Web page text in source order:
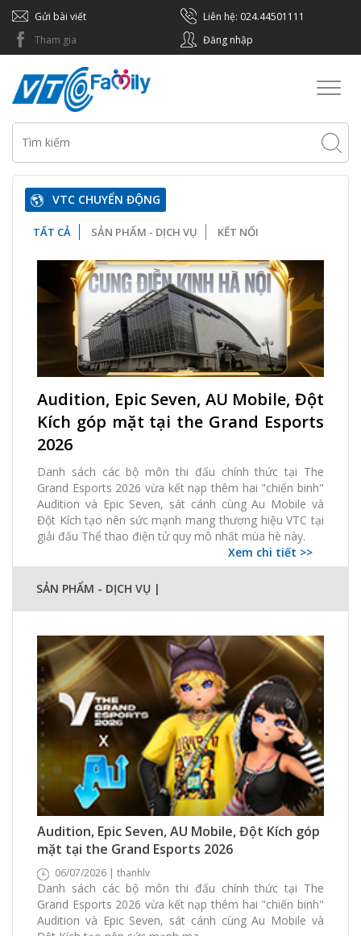
Gửi bài viết
Liên hệ: 024.44501111
Tham gia
Đăng nhập
VTC CHUYỂN ĐỘNG
TẤT CẢ SẢN PHẨM - DỊCH VỤ KẾT NỐI
376 Xem
0 thích 0 Bình luận
Audition, Epic Seven, AU Mobile, Đột
Kích góp mặt tại the Grand Esports
2026
Danh sách các bộ môn thi đấu chính thức tại The
Grand Esports 2026 vừa kết nạp thêm hai "chiến binh"
Audition và Epic Seven, sát cánh cùng Au Mobile và
Đột Kích tạo nên sức mạnh mang thương hiệu VTC tại
giải đấu Thể thao điện tử quy mô nhất mùa hè này.
Xem chi tiết >>
SẢN PHẨM - DỊCH VỤ |
Audition, Epic Seven, AU Mobile, Đột Kích góp
mặt tại the Grand Esports 2026
06/07/2026 | thanhlv
Danh sách các bộ môn thi đấu chính thức tại The
Grand Esports 2026 vừa kết nạp thêm hai "chiến binh"
Audition và Epic Seven, sát cánh cùng Au Mobile và